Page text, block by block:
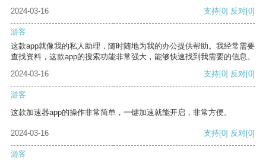
2024-03-16
支持[0] 反对[0]
游客
这款app就像我的私人助理，随时随地为我的办公提供帮助。我经常需要
查找资料，这款app的搜索功能非常强大，能够快速找到我需要的信息。
2024-03-16
支持[0] 反对[0]
游客
这款加速器app的操作非常简单，一键加速就能开启，非常方便。
2024-03-16 支持[0] 反对[0]
游客